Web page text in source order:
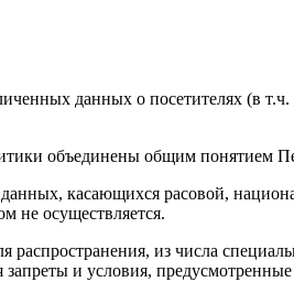
данных о посетителях (в
объединены общим понятием
касающихся расовой,
не осуществляется.
из числа
и условия,